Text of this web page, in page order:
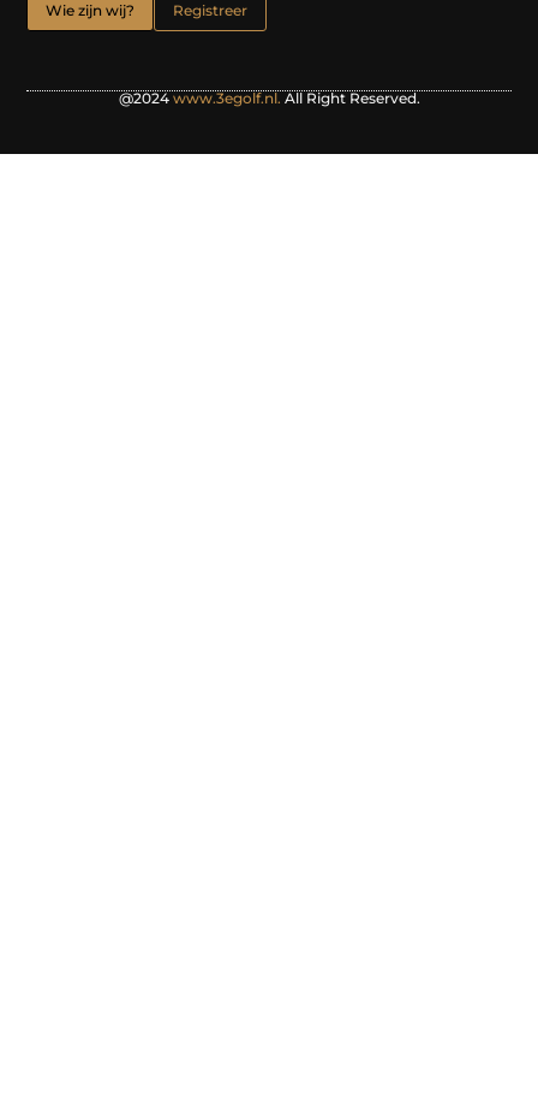
Wie zijn wij? Registreer
@2024www.3egolf.nl.All Right Reserved.